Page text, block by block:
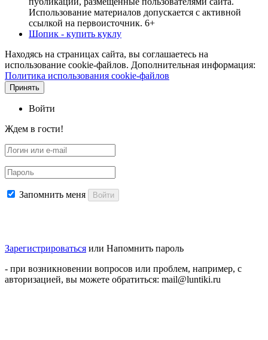
Использование материалов допускается с активной
ссылкой на первоисточник. 6+
Шопик - купить куклу
Находясь на страницах сайта, вы соглашаетесь на
использование cookie-файлов. Дополнительная информация:
Политика использования cookie-файлов
Принять
Войти
Ждем в гости!
Запомнить меня Войти
Зарегистрироваться или Напомнить пароль
- при возникновении вопросов или проблем, например, с
авторизацией, вы можете обратиться: mail@luntiki.ru